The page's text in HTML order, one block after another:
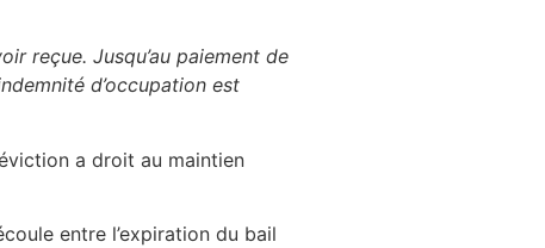
reçue. Jusqu’au paiement de
d’occupation est
a droit au maintien
entre l’expiration du bail